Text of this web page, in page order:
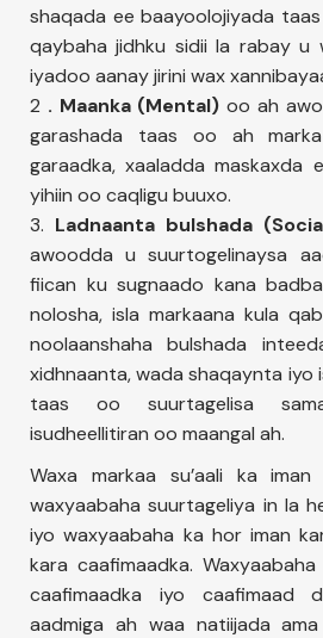
shaqada ee baayoolojiyada
qaybaha jidhku sidii la rabay u
iyadoo aanay jirini wax
2 . Maanka (Mental) oo ah
garashada taas oo ah marka
garaadka, xaaladda maskaxda
yihiin oo caqligu buuxo.
3. Ladnaanta bulshada
awoodda u suurtogelinaysa
fiican ku sugnaado kana
nolosha, isla markaana kula
noolaanshaha bulshada
xidhnaanta, wada shaqaynta iyo
taas oo suurtagelisa
isudheellitiran oo maangal ah.
Waxa markaa su’aali ka
waxyaabaha suurtageliya in la
iyo waxyaabaha ka hor iman
kara caafimaadka.
caafimaadka iyo caafimaad
aadmiga ah waa natiijada